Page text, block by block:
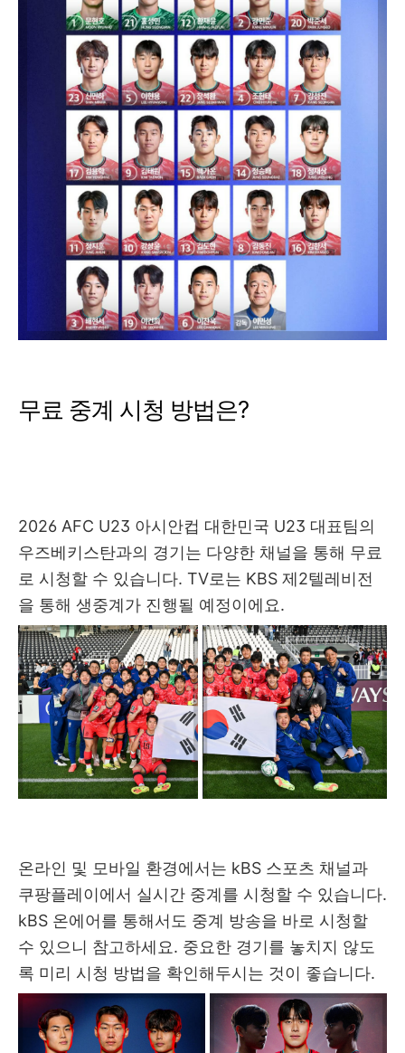
무료 중계 시청 방법은?
2026 AFC U23 아시안컵 대한민국 U23 대표팀의
우즈베키스탄과의 경기는 다양한 채널을 통해 무료
로 시청할 수 있습니다. TV로는 KBS 제2텔레비전
을 통해 생중계가 진행될 예정이에요.
온라인 및 모바일 환경에서는 kBS 스포츠 채널과
쿠팡플레이에서 실시간 중계를 시청할 수 있습니다.
kBS 온에어를 통해서도 중계 방송을 바로 시청할
수 있으니 참고하세요. 중요한 경기를 놓치지 않도
록 미리 시청 방법을 확인해두시는 것이 좋습니다.